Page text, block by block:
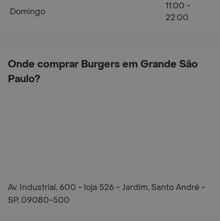
Onde comprar Burgers em Grande São
Paulo?
Av. Industrial, 600 - loja 526 - Jardim, Santo André -
SP, 09080-500
Domingo
11:00 -
22:00